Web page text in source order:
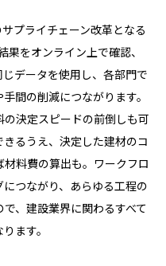
プライチェーン改革となる
果をオンライン上で確認、
データを使用し、各部門で
間の削減につながります。
決定スピードの前倒しも可
るうえ、決定した建材のコ
料費の算出も。ワークフロ
つながり、あらゆる工程の
、建設業界に関わるすべて
ます。